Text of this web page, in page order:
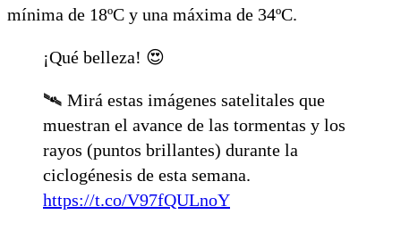
mínima de 18ºC y una máxima de 34ºC.
¡Qué belleza! 😍
🛰️ Mirá estas imágenes satelitales que
muestran el avance de las tormentas y los
rayos (puntos brillantes) durante la
ciclogénesis de esta semana.
https://t.co/V97fQULnoY